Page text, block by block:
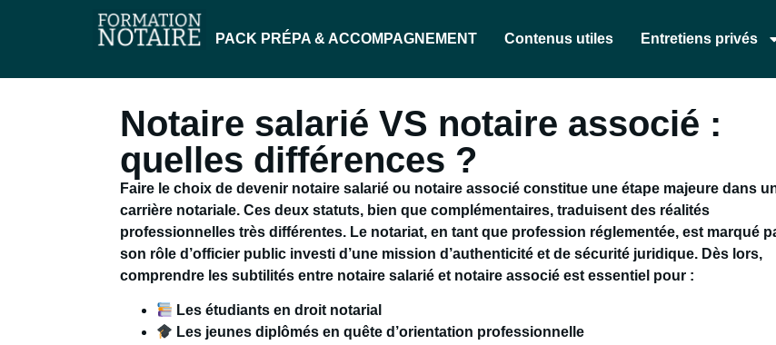
PACK PRÉPA & ACCOMPAGNEMENT Contenus utiles Entretiens privés
Notaire salarié VS notaire associé :
quelles différences ?
Faire le choix de devenir notaire salarié ou notaire associé constitue une étape majeure dans
carrière notariale. Ces deux statuts, bien que complémentaires, traduisent des réalités
professionnelles très différentes. Le notariat, en tant que profession réglementée, est marqué
son rôle d’officier public investi d’une mission d’authenticité et de sécurité juridique. Dès lors,
comprendre les subtilités entre notaire salarié et notaire associé est essentiel pour :
Les étudiants en droit notarial
Les jeunes diplômés en quête d’orientation professionnelle